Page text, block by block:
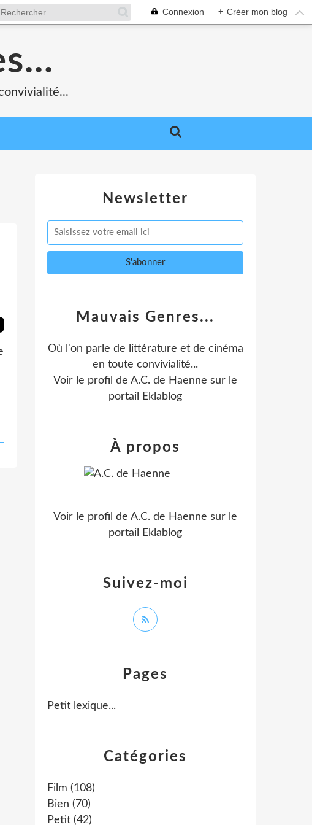
Connexion + Créer mon blog
Newsletter
Catégories
Film (108)
Bien (70)
Petit (42)
Pages
Petit lexique...
Mauvais Genres...
Où l'on parle de littérature et de cinéma
en toute convivialité...
Voir le profil de A.C. de Haenne sur le
portail Eklablog
Suivez-moi
À propos
Voir le profil de A.C. de Haenne sur le
portail Eklablog